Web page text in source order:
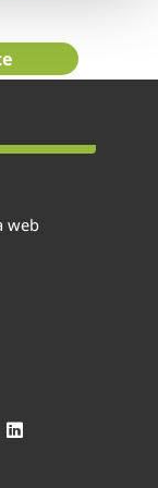
web